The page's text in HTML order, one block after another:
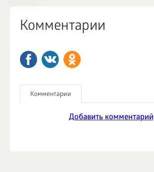
Комментарии
Комментарии
Добавить комментарий